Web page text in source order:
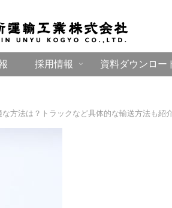
採用情報 資料ダウンロー
方法は？トラックなど具体的な輸送方法も紹